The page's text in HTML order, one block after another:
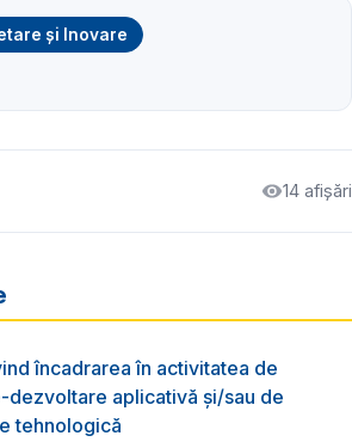
și Inovare
14 afișări
încadrarea în activitatea de
dezvoltare aplicativă şi/sau de
tehnologică